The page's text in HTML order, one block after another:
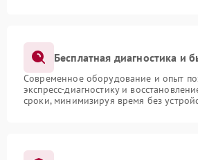
Бесплатная диагностика и
Современное оборудование и опыт
экспресс-диагностику и
сроки, минимизируя время без